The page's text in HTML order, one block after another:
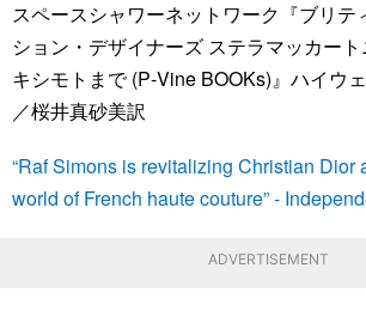
スペースシャワーネットワーク『ブリテ
ション・デザイナーズ ステラマッカー
キシモトまで (P‐Vine BOOKs)』ハイウ
／桜井真砂美訳
“Raf Simons is revitalizing Christian Dior
world of French haute couture” -
ADVERTISEMENT